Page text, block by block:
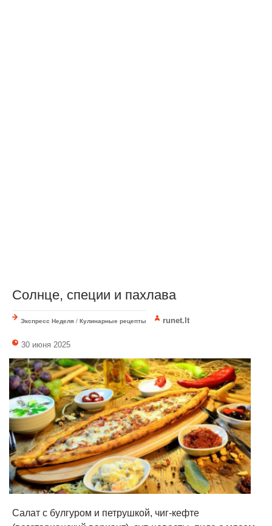
Солнце, специи и пахлава
Экспресс Неделя / Кулинарные рецепты runet.lt
30 июня 2025
Салат с булгуром и петрушкой, чиг-кефте